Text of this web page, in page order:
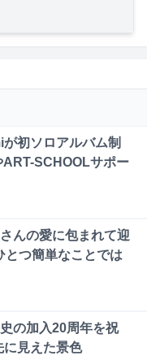
初ソロアルバム制
SCHOOLサポー
んの愛に包まれて迎
とつ簡単なことでは
の加入20周年を祝
に見えた景色